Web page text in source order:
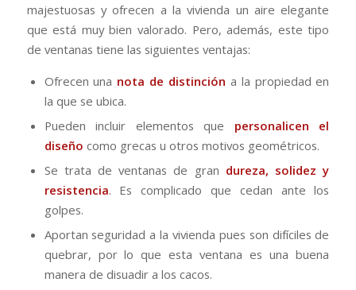
majestuosas y ofrecen a la vivienda un aire elegante
que está muy bien valorado. Pero, además, este tipo
de ventanas tiene las siguientes ventajas:
Ofrecen una nota de distinción a la propiedad en
la que se ubica.
Pueden incluir elementos que personalicen el
diseño como grecas u otros motivos geométricos.
Se trata de ventanas de gran dureza, solidez y
resistencia. Es complicado que cedan ante los
golpes.
Aportan seguridad a la vivienda pues son difíciles de
quebrar, por lo que esta ventana es una buena
manera de disuadir a los cacos.